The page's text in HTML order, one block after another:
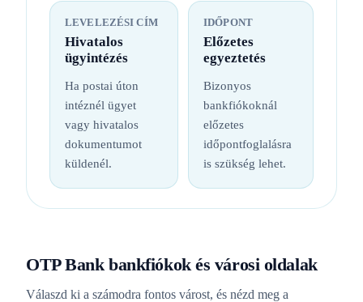
LEVELEZÉSI CÍM
Hivatalos
ügyintézés
Ha postai úton
intéznél ügyet
vagy hivatalos
dokumentumot
küldenél.
IDŐPONT
Előzetes
egyeztetés
Bizonyos
bankfiókoknál
előzetes
időpontfoglalásra
is szükség lehet.
OTP Bank bankfiókok és városi oldalak
Válaszd ki a számodra fontos várost, és nézd meg a